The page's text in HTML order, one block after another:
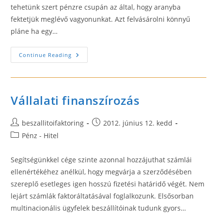
tehetünk szert pénzre csupán az által, hogy aranyba
fektetjük meglévő vagyonunkat. Azt felvásárolni könnyű
pláne ha egy…
Continue Reading Tudnivalók
Az
Árfolyamról
Vállalati finanszírozás
Post
author:
beszallitoifaktoring
Post2012. június 12. kedd
PostPénz - Hitel
Segítségünkkel cége szinte azonnal hozzájuthat számlái
ellenértékéhez anélkül, hogy megvárja a szerződésében
szereplő esetleges igen hosszú fizetési határidő végét. Nem
lejárt számlák faktoráltatásával foglalkozunk. Elsősorban
multinacionális ügyfelek beszállítóinak tudunk gyors…